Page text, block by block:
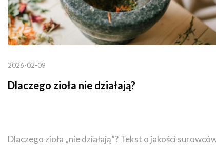
2026-02-09
Dlaczego zioła nie działają?
Dlaczego zioła „nie działają”? Tekst o jakości